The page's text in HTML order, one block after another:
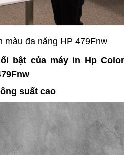
màu đa năng HP 479Fnw
bật của máy in Hp Color
suất cao